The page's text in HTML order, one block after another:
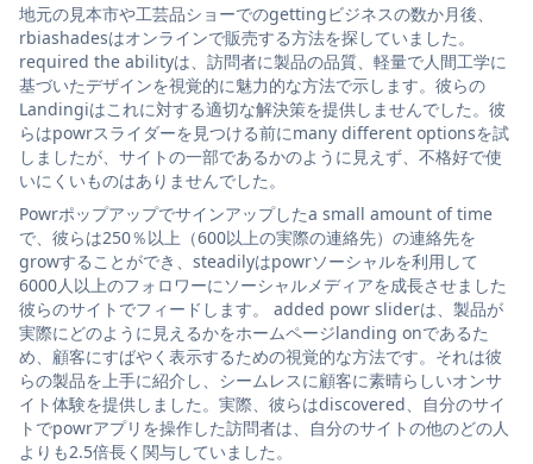
地元の見本市や工芸品ショーでのgettingビジネスの数か月後、
rbiashadesはオンラインで販売する方法を探していました。
required the abilityは、訪問者に製品の品質、軽量で人間工学に
基づいたデザインを視覚的に魅力的な方法で示します。彼らの
Landingiはこれに対する適切な解決策を提供しませんでした。彼
らはpowrスライダーを見つける前にmany different optionsを試
しましたが、サイトの一部であるかのように見えず、不格好で使
いにくいものはありませんでした。
Powrポップアップでサインアップしたa small amount of time
で、彼らは250％以上（600以上の実際の連絡先）の連絡先を
growすることができ、steadilyはpowrソーシャルを利用して
6000人以上のフォロワーにソーシャルメディアを成長させました
彼らのサイトでフィードします。 added powr sliderは、製品が
実際にどのように見えるかをホームページlanding onであるた
め、顧客にすばやく表示するための視覚的な方法です。それは彼
らの製品を上手に紹介し、シームレスに顧客に素晴らしいオンサ
イト体験を提供しました。実際、彼らはdiscovered、自分のサイ
トでpowrアプリを操作した訪問者は、自分のサイトの他のどの人
よりも2.5倍長く関与していました。